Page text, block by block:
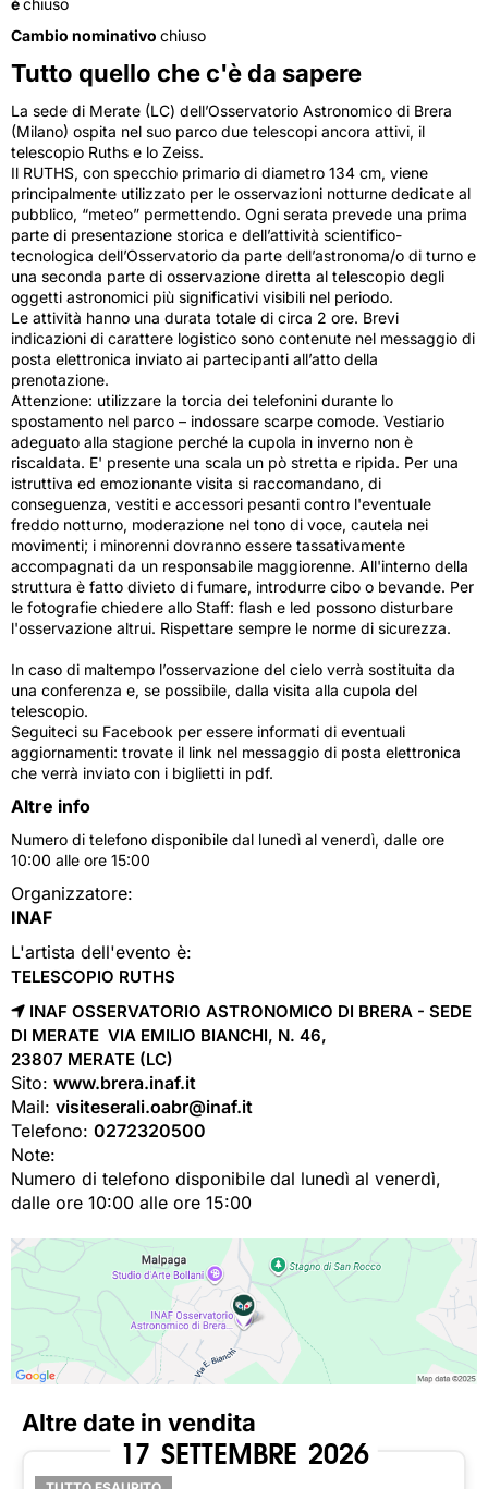
èchiuso
Cambio nominativo chiuso
Tutto quello che c'è da sapere
La sede di Merate (LC) dell’Osservatorio Astronomico di Brera
(Milano) ospita nel suo parco due telescopi ancora attivi, il
telescopio Ruths e lo Zeiss.
Il RUTHS, con specchio primario di diametro 134 cm, viene
principalmente utilizzato per le osservazioni notturne dedicate al
pubblico, “meteo” permettendo. Ogni serata prevede una prima
parte di presentazione storica e dell’attività scientifico-
tecnologica dell’Osservatorio da parte dell’astronoma/o di turno e
una seconda parte di osservazione diretta al telescopio degli
oggetti astronomici più significativi visibili nel periodo.
Le attività hanno una durata totale di circa 2 ore. Brevi
indicazioni di carattere logistico sono contenute nel messaggio di
posta elettronica inviato ai partecipanti all’atto della
prenotazione.
Attenzione: utilizzare la torcia dei telefonini durante lo
spostamento nel parco – indossare scarpe comode. Vestiario
adeguato alla stagione perché la cupola in inverno non è
riscaldata. E' presente una scala un pò stretta e ripida. Per una
istruttiva ed emozionante visita si raccomandano, di
conseguenza, vestiti e accessori pesanti contro l'eventuale
freddo notturno, moderazione nel tono di voce, cautela nei
movimenti; i minorenni dovranno essere tassativamente
accompagnati da un responsabile maggiorenne. All'interno della
struttura è fatto divieto di fumare, introdurre cibo o bevande. Per
le fotografie chiedere allo Staff: flash e led possono disturbare
l'osservazione altrui. Rispettare sempre le norme di sicurezza.
In caso di maltempo l’osservazione del cielo verrà sostituita da
una conferenza e, se possibile, dalla visita alla cupola del
telescopio.
Seguiteci su Facebook per essere informati di eventuali
aggiornamenti: trovate il link nel messaggio di posta elettronica
che verrà inviato con i biglietti in pdf.
Altre info
Numero di telefono disponibile dal lunedì al venerdì, dalle ore
10:00 alle ore 15:00
Organizzatore:
INAF
L'artista dell'evento è:
TELESCOPIO RUTHS
INAF OSSERVATORIO ASTRONOMICO DI BRERA - SEDE
DI MERATE VIA EMILIO BIANCHI, N. 46,
23807 MERATE (LC)
Sito: www.brera.inaf.it
Mail: visiteserali.oabr@inaf.it
Telefono: 0272320500
Note:
Numero di telefono disponibile dal lunedì al venerdì,
dalle ore 10:00 alle ore 15:00
Altre date in vendita
17 SETTEMBRE 2026